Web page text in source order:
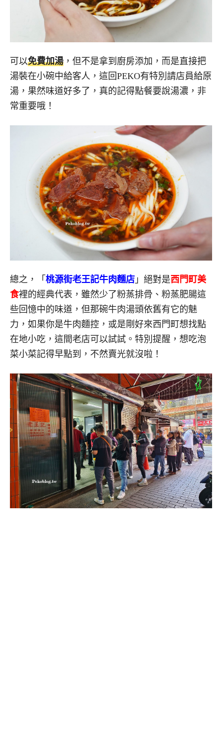
可以免費加湯 ，但不是拿到廚房添加，而是直接把
湯裝在小碗中給客人，這回PEKO有特別請店員給原
湯，果然味道好多了，真的記得點餐要說湯濃，非
常重要哦！
總之，「 桃源街老王記牛肉麵店 」絕對是西門町美
食裡的經典代表，雖然少了粉蒸排骨、粉蒸肥腸這
些回憶中的味道，但那碗牛肉湯頭依舊有它的魅
力，如果你是牛肉麵控，或是剛好來西門町想找點
在地小吃，這間老店可以試試。特別提醒，想吃泡
菜小菜記得早點到，不然賣光就沒啦！